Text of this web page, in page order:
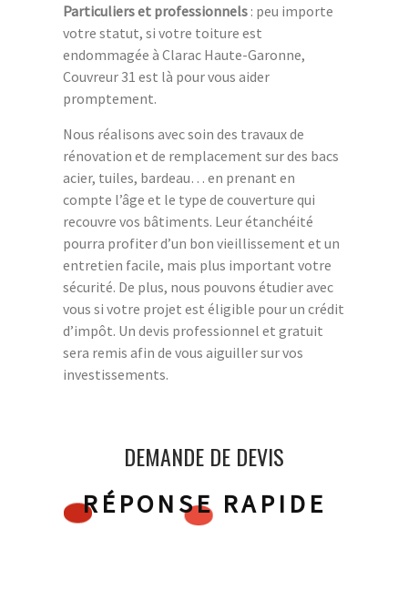
Particuliers et professionnels : peu importe
votre statut, si votre toiture est
endommagée à Clarac Haute-Garonne,
Couvreur 31 est là pour vous aider
promptement.
Nous réalisons avec soin des travaux de
rénovation et de remplacement sur des bacs
acier, tuiles, bardeau… en prenant en
compte l’âge et le type de couverture qui
recouvre vos bâtiments. Leur étanchéité
pourra profiter d’un bon vieillissement et un
entretien facile, mais plus important votre
sécurité. De plus, nous pouvons étudier avec
vous si votre projet est éligible pour un crédit
d’impôt. Un devis professionnel et gratuit
sera remis afin de vous aiguiller sur vos
investissements.
DEMANDE DE DEVIS
RÉPONSE RAPIDE